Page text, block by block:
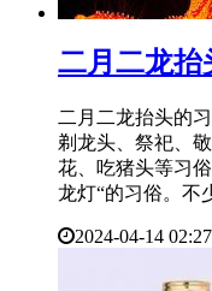
二月二龙抬
二月二龙抬头的
剃龙头、祭祀、
花、吃猪头等习
龙灯“的习俗。不
2024-04-14